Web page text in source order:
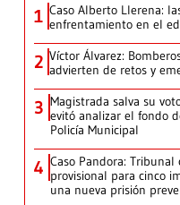
1 Caso Alberto Llerena:
enfrentamiento en el
2 Víctor Álvarez:
advierten de retos y
3 Magistrada salva su
evitó analizar el fondo
Policía Municipal
4 Caso Pandora:
provisional para cinco
una nueva prisión